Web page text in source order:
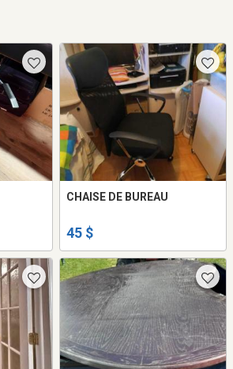
CHAISE DE BUREAU
45 $